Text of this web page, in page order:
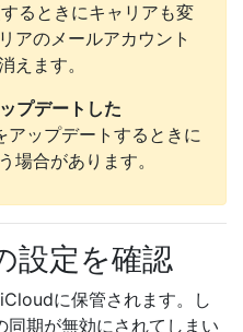
るときにキャリアも変
アのメールアカウント
えます。
プデートした
アップデートするときに
場合があります。
設定を確認
に保管されます。し
期が無効にされてしまい